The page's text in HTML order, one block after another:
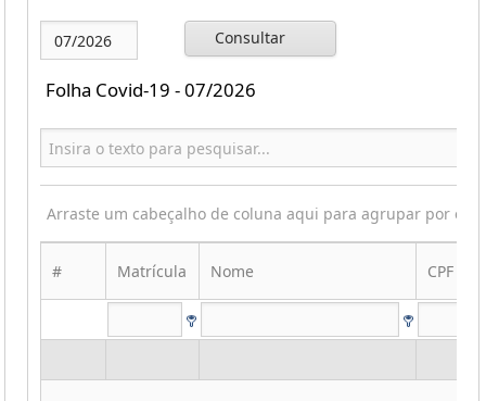
Consultar
Folha Covid-19 - 07/2026
Arraste um cabeçalho de coluna aqui para agrupar por
# Matrícula Nome CPF